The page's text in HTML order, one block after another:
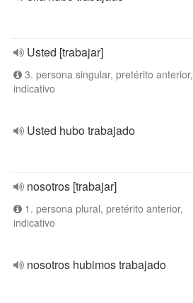
Usted [trabajar]
3. persona singular, pretérito anterior,
indicativo
Usted hubo trabajado
nosotros [trabajar]
1. persona plural, pretérito anterior,
indicativo
nosotros hubimos trabajado